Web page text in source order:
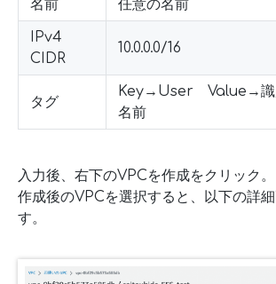
名前 任意の名前
IPv4
CIDR
10.0.0.0/16
タグ
Key→User Value→識
名前
入力後、右下のVPCを作成をクリック。
作成後のVPCを選択すると、以下の詳
す。